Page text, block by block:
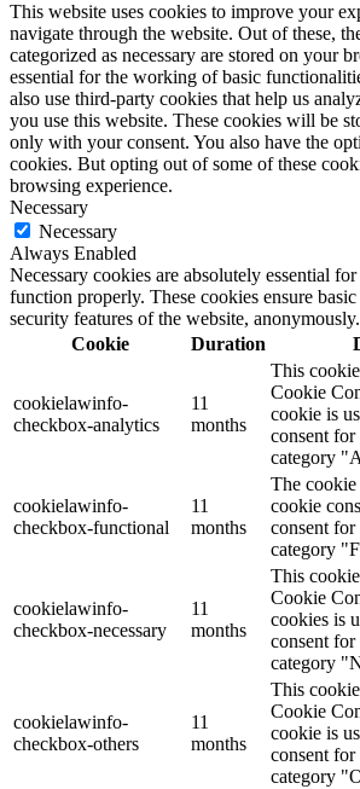
This website uses cookies to improve your
navigate through the website. Out of these,
categorized as necessary are stored on your
essential for the working of basic
also use third-party cookies that help us
you use this website. These cookies will be
only with your consent. You also have the
cookies. But opting out of some of these
browsing experience.
Necessary
Necessary
Always Enabled
Necessary cookies are absolutely essential
function properly. These cookies ensure
security features of the website, anonymously.
Cookie
Duration
cookielawinfo-
checkbox-analytics
11
months
This
Cookie
cookie is
consent
category
cookielawinfo-
checkbox-functional
11
months
The
cookie
consent
category
cookielawinfo-
checkbox-necessary
11
months
This
Cookie
cookies is
consent
category
cookielawinfo-
checkbox-others
11
months
This
Cookie
cookie is
consent
category